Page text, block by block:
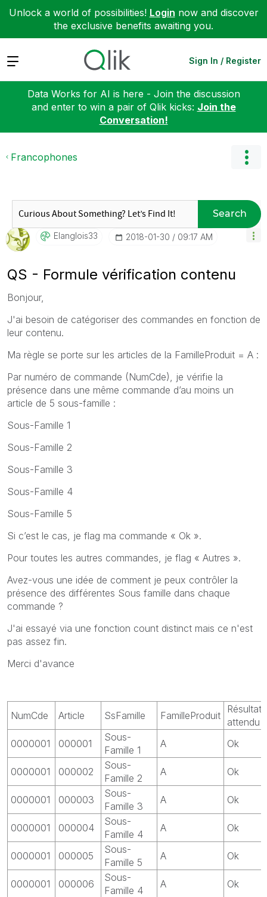
Unlock a world of possibilities! Login now and discover
the exclusive benefits awaiting you.
Expand Sign In / Register
Data Works for AI is here - Join the discussion
and enter to win a pair of Qlik kicks: Join the
Conversation!
Francophones
Search
Elanglois33 ‎2018-01-30 09:17 AM
QS - Formule vérification contenu
Bonjour,
J'ai besoin de catégoriser des commandes en fonction de
leur contenu.
Ma règle se porte sur les articles de la FamilleProduit = A :
Par numéro de commande (NumCde), je vérifie la
présence dans une même commande d’au moins un
article de 5 sous-famille :
Sous-Famille 1
Sous-Famille 2
Sous-Famille 3
Sous-Famille 4
Sous-Famille 5
Si c’est le cas, je flag ma commande « Ok ».
Pour toutes les autres commandes, je flag « Autres ».
Avez-vous une idée de comment je peux contrôler la
présence des différentes Sous famille dans chaque
commande ?
J'ai essayé via une fonction count distinct mais ce n'est
pas assez fin.
Merci d'avance
NumCde Article SsFamille FamilleProduit
Résultat
attendu
0000001
000001
Sous-
Famille 1
A Ok
0000001 000002
Sous-
Famille 2
A Ok
0000001 000003
Sous-
Famille 3
A Ok
0000001 000004
Sous-
Famille 4
A Ok
0000001 000005
Sous-
Famille 5
A Ok
0000001 000006
Sous-
Famille 4
A Ok